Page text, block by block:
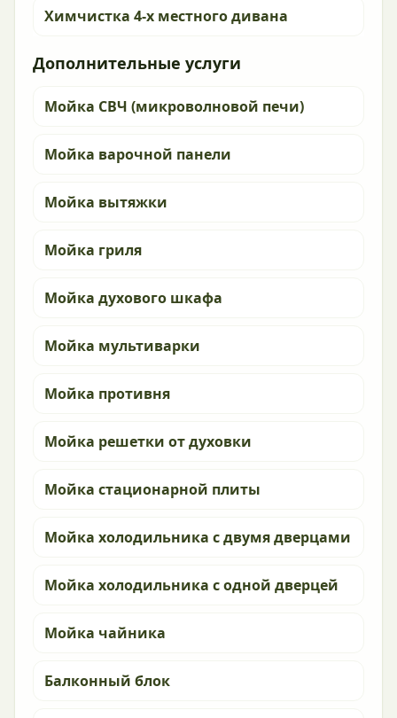
Химчистка 4-х местного дивана
Дополнительные услуги
Мойка СВЧ (микроволновой печи)
Мойка варочной панели
Мойка вытяжки
Мойка гриля
Мойка духового шкафа
Мойка мультиварки
Мойка противня
Мойка решетки от духовки
Мойка стационарной плиты
Мойка холодильника с двумя дверцами
Мойка холодильника с одной дверцей
Мойка чайника
Балконный блок